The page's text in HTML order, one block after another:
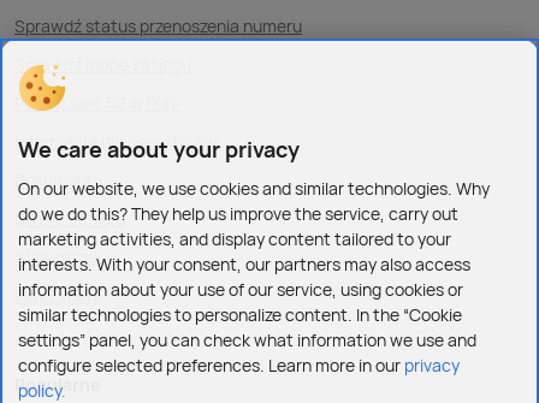
Sprawdź status przenoszenia numeru
Sprawdź mapę zasięgu
Poznaj sieć 5G w Play
Informacja dla operatorów
Dokumenty
Strefa Seniora
Słowniczek
Play Expert
Popularne
We care about your privacy
On our website, we use cookies and similar technologies. Why
do we do this? They help us improve the service, carry out
marketing activities, and display content tailored to your
interests. With your consent, our partners may also access
information about your use of our service, using cookies or
similar technologies to personalize content. In the “Cookie
settings” panel, you can check what information we use and
configure selected preferences. Learn more in our privacy
policy.